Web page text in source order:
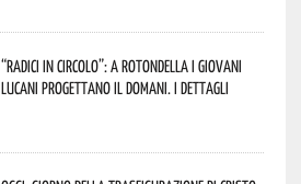
“Radici in Circolo”: a Rotondella i giovani
lucani progettano il domani. I dettagli